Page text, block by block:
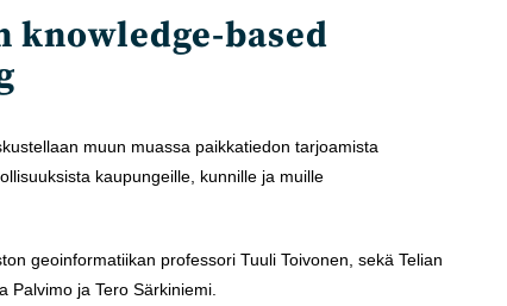
based
muun muassa paikkatiedon tarjoamista
kaupungeille, kunnille ja muille
geoinformatiikan professori Tuuli Toivonen, sekä Telian
Palvimo ja Tero Särkiniemi.